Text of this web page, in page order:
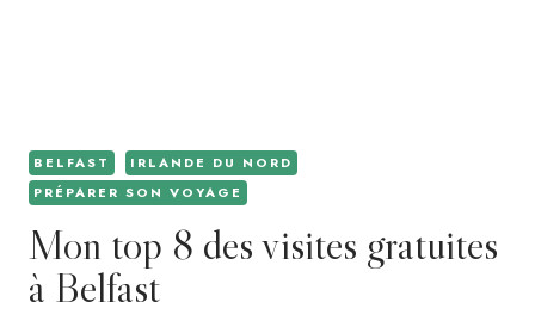
BELFAST
IRLANDE DU NORD
PRÉPARER SON VOYAGE
Mon top 8 des visites gratuites
à Belfast